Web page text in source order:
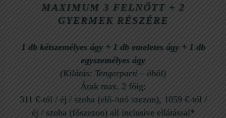
MAXIMUM 3 FELNŐTT + 2
GYERMEK RÉSZÉRE
1 db kétszemélyes ágy + 1 db emeletes ágy + 1 db
egyszemélyes ágy
(Kilátás: Tengerparti – öböl)
Árak max. 2 főig:
311 €-tól / éj / szoba (elő-/utó szezon), 1059 €-tól /
éj / szoba (főszezon) all inclusive ellátással*